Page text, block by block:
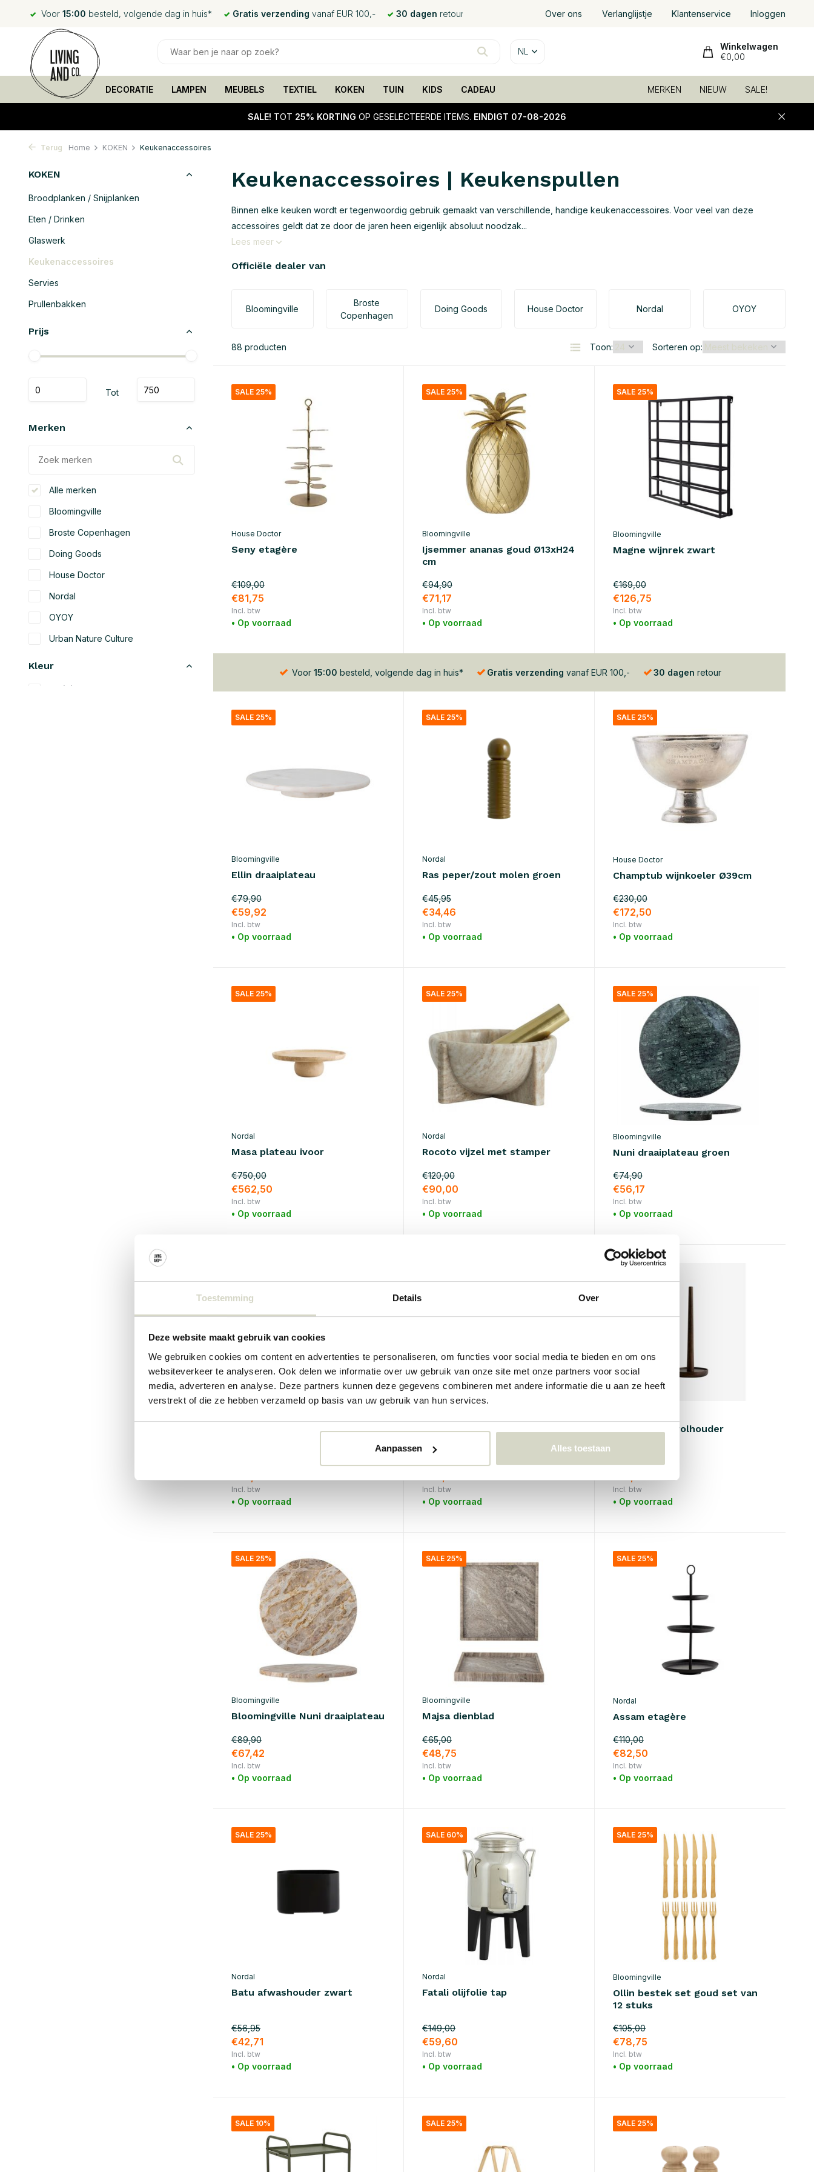
Toestemming Details Over
Deze website maakt gebruik van cookies
We gebruiken cookies om content en advertenties te personaliseren, om functies voor social media te bieden en om ons
websiteverkeer te analyseren. Ook delen we informatie over uw gebruik van onze site met onze partners voor social
media, adverteren en analyse. Deze partners kunnen deze gegevens combineren met andere informatie die u aan ze heeft
verstrekt of die ze hebben verzameld op basis van uw gebruik van hun services.
Aanpassen Alles toestaan
Voor 15:00 besteld, volgende dag in huis* Gratis verzending vanaf EUR 100,- 30 dagen retour Over ons Verlanglijstje Klantenservice Inloggen
NL
Winkelwagen
€0,00
DECORATIE LAMPEN MEUBELS TEXTIEL KOKEN TUIN KIDS CADEAU MERKEN NIEUW SALE!
SALE! TOT 25% KORTING OP GESELECTEERDE ITEMS. EINDIGT 07-08-2026
Terug Home KOKEN Keukenaccessoires
KOKEN
Broodplanken / Snijplanken
Eten / Drinken
Glaswerk
Keukenaccessoires
Servies
Prullenbakken
Prijs
Tot
Merken
Alle merken
Bloomingville
Broste Copenhagen
Doing Goods
House Doctor
Nordal
OYOY
Urban Nature Culture
Kleur
(4)
Keukenaccessoires | Keukenspullen
Binnen elke keuken wordt er tegenwoordig gebruik gemaakt van verschillende, handige keukenaccessoires. Voor veel van deze
accessoires geldt dat ze door de jaren heen eigenlijk absoluut noodzak...
Lees meer
Officiële dealer van
Bloomingville
Broste
Copenhagen
Doing Goods House Doctor Nordal OYOY
88 producten Toon: Sorteren op:
SALE 25%
House Doctor
Seny etagère
€109,00
€81,75
Incl. btw
• Op voorraad
SALE 25%
Bloomingville
Ijsemmer ananas goud Ø13xH24
cm
€94,90
€71,17
Incl. btw
• Op voorraad
SALE 25%
Bloomingville
Magne wijnrek zwart
€169,00
€126,75
Incl. btw
• Op voorraad
Voor 15:00 besteld, volgende dag in huis* Gratis verzending vanaf EUR 100,- 30 dagen retour
SALE 25%
Bloomingville
Ellin draaiplateau
€79,90
€59,92
Incl. btw
• Op voorraad
SALE 25%
Nordal
Ras peper/zout molen groen
€45,95
€34,46
Incl. btw
• Op voorraad
SALE 25%
House Doctor
Champtub wijnkoeler Ø39cm
€230,00
€172,50
Incl. btw
• Op voorraad
SALE 25%
Nordal
Masa plateau ivoor
€750,00
€562,50
Incl. btw
• Op voorraad
SALE 25%
Nordal
Rocoto vijzel met stamper
€120,00
€90,00
Incl. btw
• Op voorraad
SALE 25%
Bloomingville
Nuni draaiplateau groen
€74,90
€56,17
Incl. btw
• Op voorraad
Incl. btw
• Op voorraad
€114,95
Incl. btw
• Op voorraad
Piper keukenrolhouder
€50,00
Incl. btw
• Op voorraad
SALE 25%
Bloomingville
Bloomingville Nuni draaiplateau
€89,90
€67,42
Incl. btw
• Op voorraad
SALE 25%
Bloomingville
Majsa dienblad
€65,00
€48,75
Incl. btw
• Op voorraad
SALE 25%
Nordal
Assam etagère
€110,00
€82,50
Incl. btw
• Op voorraad
SALE 25%
Nordal
Batu afwashouder zwart
€56,95
€42,71
Incl. btw
• Op voorraad
SALE 60%
Nordal
Fatali olijfolie tap
€149,00
€59,60
Incl. btw
• Op voorraad
SALE 25%
Bloomingville
Ollin bestek set goud set van
12 stuks
€105,00
€78,75
Incl. btw
• Op voorraad
SALE 10% SALE 25% SALE 25%